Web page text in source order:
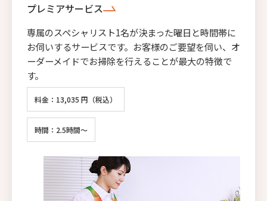
プレミアサービス
専属のスペシャリスト1名が決まった曜日と時間帯に
お伺いするサービスです。お客様のご要望を伺い、オ
ーダーメイドでお掃除を行えることが最大の特徴で
す。
料金：13,035 円（税込）
時間：2.5時間～